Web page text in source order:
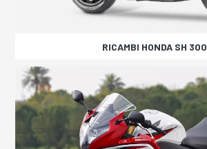
RICAMBI HONDA SH 300